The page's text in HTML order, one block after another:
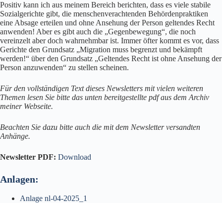
Positiv kann ich aus meinem Bereich berichten, dass es viele stabile
Sozialgerichte gibt, die menschenverachtenden Behördenpraktiken
eine Absage erteilen und ohne Ansehung der Person geltendes Recht
anwenden! Aber es gibt auch die „Gegenbewegung“, die noch
vereinzelt aber doch wahrnehmbar ist. Immer öfter kommt es vor, dass
Gerichte den Grundsatz „Migration muss begrenzt und bekämpft
werden!“ über den Grundsatz „Geltendes Recht ist ohne Ansehung der
Person anzuwenden“ zu stellen scheinen.
Für den vollständigen Text dieses Newsletters mit vielen weiteren
Themen lesen Sie bitte das unten bereitgestellte pdf aus dem Archiv
meiner Webseite.
Beachten Sie dazu bitte auch die mit dem Newsletter versandten
Anhänge.
Newsletter PDF: Download
Anlagen:
Anlage nl-04-2025_1